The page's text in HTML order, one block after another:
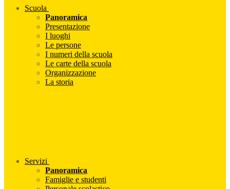
Scuola
Panoramica
Presentazione
I luoghi
Le persone
I numeri della scuola
Le carte della scuola
Organizzazione
La storia
Servizi
Panoramica
Famiglie e studenti